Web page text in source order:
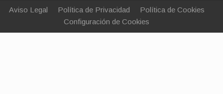
Aviso Legal Política de Privacidad
Política de Cookies
Configuración de Cookies